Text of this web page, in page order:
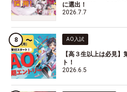
に選出！
2026.7.7
AO入試
【高３生以上は必見
ト！
2026.6.5